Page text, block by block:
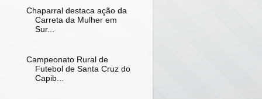
Chaparral destaca ação da
Carreta da Mulher em
Sur...
Campeonato Rural de
Futebol de Santa Cruz do
Capib...